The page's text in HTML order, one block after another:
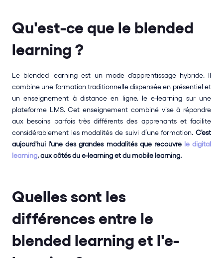
Qu'est-ce que le blended
learning ?
Le blended learning est un mode d'apprentissage hybride. Il
combine une formation traditionnelle dispensée en présentiel et
un enseignement à distance en ligne, le e-learning sur une
plateforme LMS. Cet enseignement combiné vise à répondre
aux besoins parfois très différents des apprenants et facilite
considérablement les modalités de suivi d’une formation. C'est
aujourd'hui l'une des grandes modalités que recouvre le digital
learning, aux côtés du e-learning et du mobile learning.
Quelles sont les
différences entre le
blended learning et l'e-